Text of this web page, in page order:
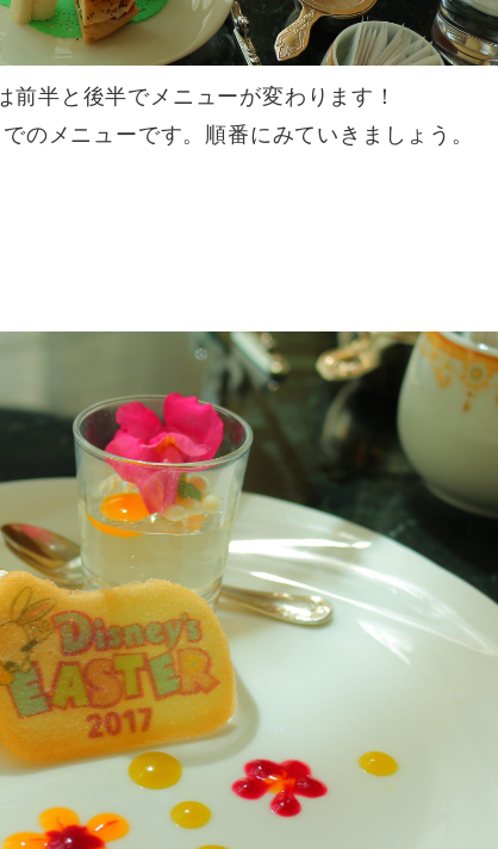
半と後半でメニューが変わります！
のメニューです。順番にみていきましょう。